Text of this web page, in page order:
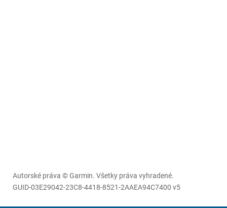
Autorské práva © Garmin. Všetky práva vyhradené.
GUID-03E29042-23C8-4418-8521-2AAEA94C7400 v5